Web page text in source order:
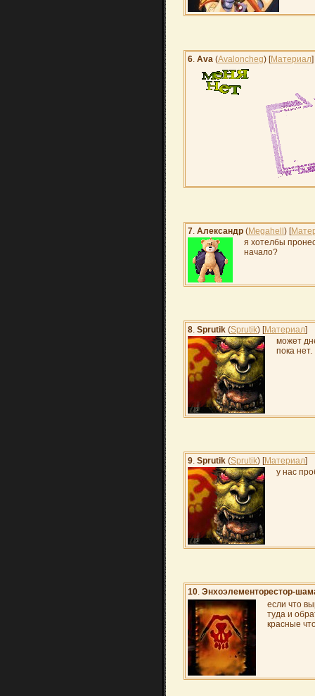
6 Ava (Avaloncheg) [Материал]
7 Александр (Megahell) [
я хотелбы
начало?
8 Sprutik (Sprutik) [Материал]
может
пока нет.
9 Sprutik (Sprutik) [Материал]
у нас
10 Энхоэлементорестор-
если что
туда и
красные